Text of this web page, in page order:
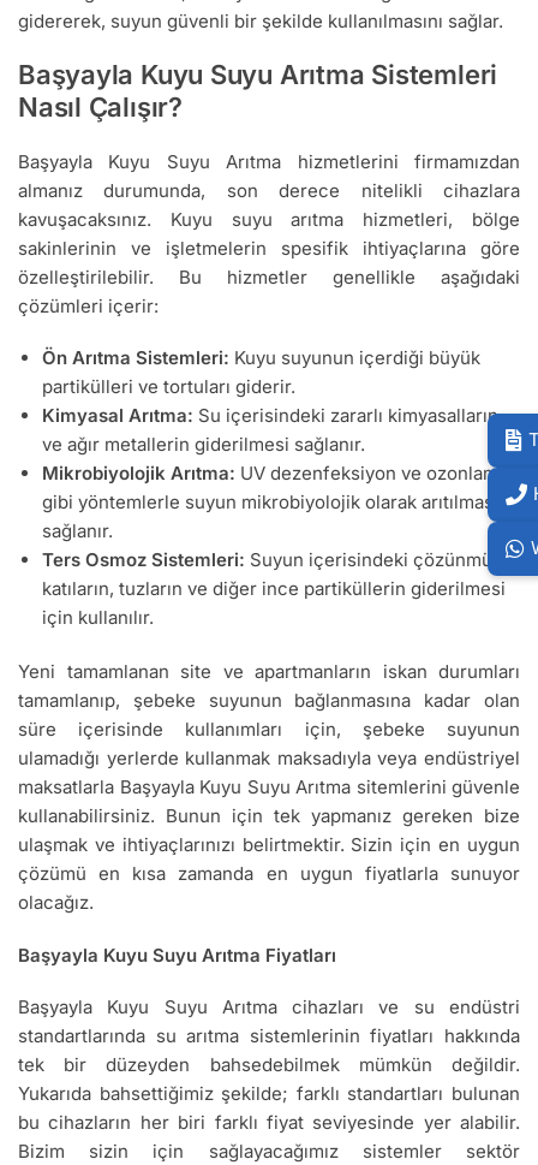
gidererek, suyun güvenli bir şekilde kullanılmasını sağlar.
Başyayla Kuyu Suyu Arıtma Sistemleri
Nasıl Çalışır?
Başyayla Kuyu Suyu Arıtma hizmetlerini firmamızdan
almanız durumunda, son derece nitelikli cihazlara
kavuşacaksınız. Kuyu suyu arıtma hizmetleri, bölge
sakinlerinin ve işletmelerin spesifik ihtiyaçlarına göre
özelleştirilebilir. Bu hizmetler genellikle aşağıdaki
çözümleri içerir:
Ön Arıtma Sistemleri: Kuyu suyunun içerdiği büyük
partikülleri ve tortuları giderir.
Kimyasal Arıtma: Su içerisindeki zararlı kimyasalların
ve ağır metallerin giderilmesi sağlanır.
Mikrobiyolojik Arıtma: UV dezenfeksiyon ve ozonlama
gibi yöntemlerle suyun mikrobiyolojik olarak arıtılması
sağlanır.
Ters Osmoz Sistemleri: Suyun içerisindeki çözünmüş
katıların, tuzların ve diğer ince partiküllerin giderilmesi
için kullanılır.
Yeni tamamlanan site ve apartmanların iskan durumları
tamamlanıp, şebeke suyunun bağlanmasına kadar olan
süre içerisinde kullanımları için, şebeke suyunun
ulamadığı yerlerde kullanmak maksadıyla veya endüstriyel
maksatlarla Başyayla Kuyu Suyu Arıtma sitemlerini güvenle
kullanabilirsiniz. Bunun için tek yapmanız gereken bize
ulaşmak ve ihtiyaçlarınızı belirtmektir. Sizin için en uygun
çözümü en kısa zamanda en uygun fiyatlarla sunuyor
olacağız.
Başyayla Kuyu Suyu Arıtma Fiyatları
Başyayla Kuyu Suyu Arıtma cihazları ve su endüstri
standartlarında su arıtma sistemlerinin fiyatları hakkında
tek bir düzeyden bahsedebilmek mümkün değildir.
Yukarıda bahsettiğimiz şekilde; farklı standartları bulunan
bu cihazların her biri farklı fiyat seviyesinde yer alabilir.
Bizim sizin için sağlayacağımız sistemler sektör